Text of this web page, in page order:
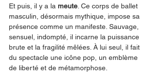
Et puis, il y a la meute . Ce corps de ballet
masculin, désormais mythique, impose sa
présence comme un manifeste. Sauvage,
sensuel, indompté, il incarne la puissance
brute et la fragilité mêlées. À lui seul, il fait
du spectacle une icône pop, un emblème
de liberté et de métamorphose.